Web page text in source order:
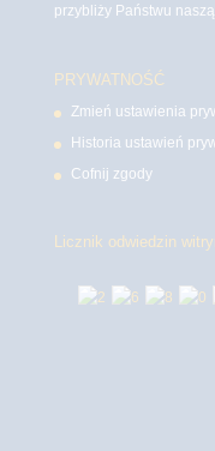
przybliży Państwu naszą
PRYWATNOŚĆ
Zmień ustawienia
Historia ustawień
Cofnij zgody
Licznik odwiedzin